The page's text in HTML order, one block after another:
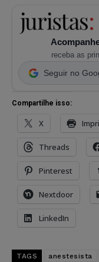
receba as
Seguir no
Compartilhe isso:
X
Threads
Pinterest
Nextdoor
LinkedIn
TAGS anestesista